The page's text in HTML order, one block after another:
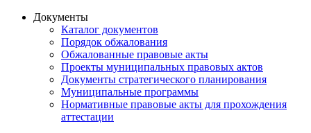
Документы
Каталог документов
Порядок обжалования
Обжалованные правовые акты
Проекты муниципальных правовых актов
Документы стратегического планирования
Муниципальные программы
Нормативные правовые акты для прохождения
аттестации